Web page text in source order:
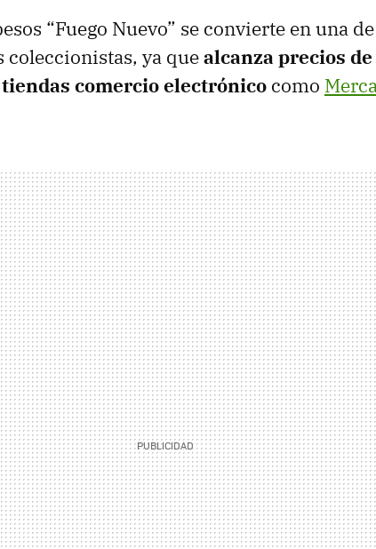
“Fuego Nuevo” se convierte en una
coleccionistas, ya quealcanza precios
comercio electrónico como